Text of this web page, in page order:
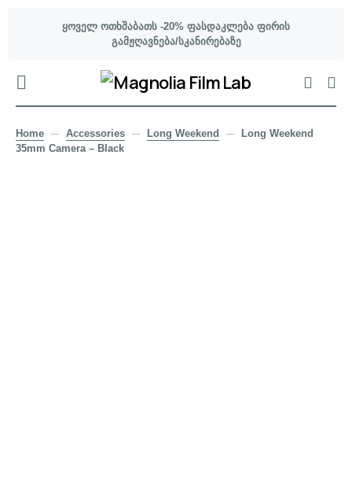
ყოველ ოთხშაბათს -20% ფასდაკლება ფირის
გამჟღავნება/სკანირებაზე
Home Accessories Long Weekend
Long Weekend
35mm Camera – Black